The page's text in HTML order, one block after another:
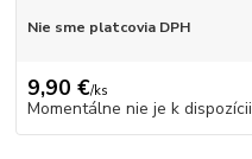
Nie sme platcovia DPH
9,90 €/ks
Momentálne nie je k dispozícii